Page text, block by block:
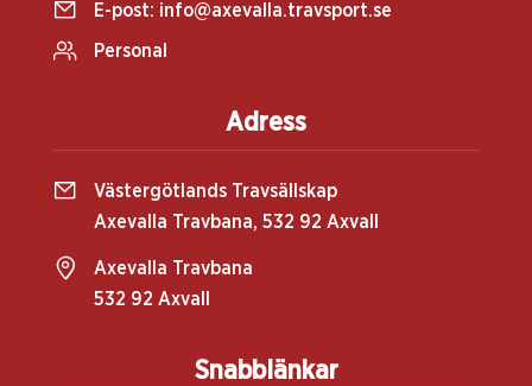
Snabblänkar
E-post: info@axevalla.travsport.se
Personal
Adress
Västergötlands Travsällskap
Axevalla Travbana, 532 92 Axvall
Axevalla Travbana
532 92 Axvall